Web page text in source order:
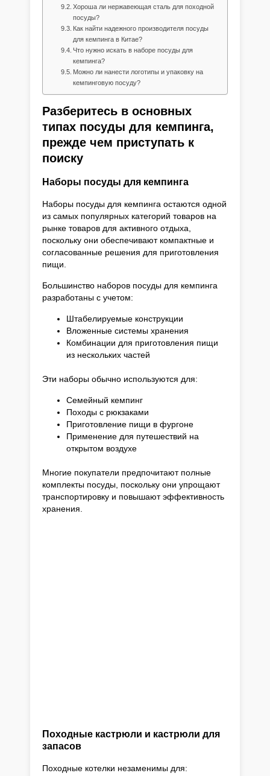
Хороша ли нержавеющая сталь для походной
посуды?
Как найти надежного производителя посуды
для кемпинга в Китае?
Что нужно искать в наборе посуды для
кемпинга?
Можно ли нанести логотипы и упаковку на
кемпинговую посуду?
Разберитесь в основных
типах посуды для кемпинга,
прежде чем приступать к
поиску
Наборы посуды для кемпинга
Наборы посуды для кемпинга остаются одной
из самых популярных категорий товаров на
рынке товаров для активного отдыха,
поскольку они обеспечивают компактные и
согласованные решения для приготовления
пищи.
Большинство наборов посуды для кемпинга
разработаны с учетом:
Штабелируемые конструкции
Вложенные системы хранения
Комбинации для приготовления пищи
из нескольких частей
Эти наборы обычно используются для:
Семейный кемпинг
Походы с рюкзаками
Приготовление пищи в фургоне
Применение для путешествий на
открытом воздухе
Многие покупатели предпочитают полные
комплекты посуды, поскольку они упрощают
транспортировку и повышают эффективность
хранения.
Походные кастрюли и кастрюли для
запасов
Походные котелки незаменимы для: